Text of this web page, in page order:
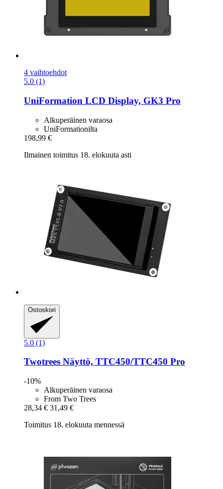
4 vaihtoehdot
5.0 (1)
UniFormation LCD Display, GK3 Pro
Alkuperäinen varaosa
UniFormationilta
198,99 €
Ilmainen toimitus 18. elokuuta asti
Ostoskori
5.0 (1)
Twotrees Näyttö, TTC450/TTC450 Pro
-10%
Alkuperäinen varaosa
From Two Trees
28,34 € 31,49 €
Toimitus 18. elokuuta mennessä